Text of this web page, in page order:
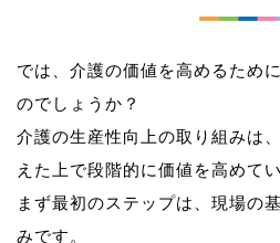
では、介護の価値を高めるため
のでしょうか？
介護の生産性向上の取り組みは
えた上で段階的に価値を高めて
まず最初のステップは、現場の